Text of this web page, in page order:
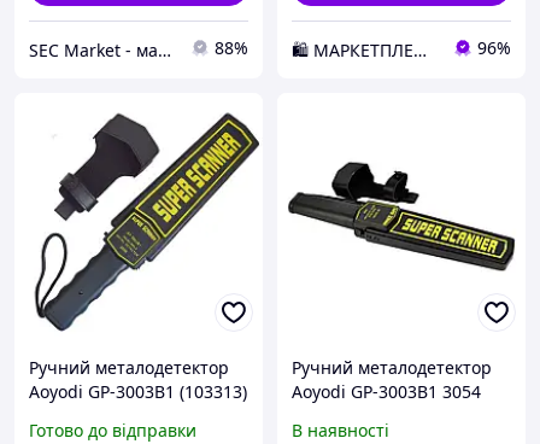
SEC Market - магазин систем безпеки №1 88% 🛍️ МАРКЕТПЛЕЙС DMD 96%
Ручний металодетектор
Aoyodi GP-3003B1 (103313)
Готово до відправки
Ручний металодетектор
Aoyodi GP-3003B1 3054
В наявності